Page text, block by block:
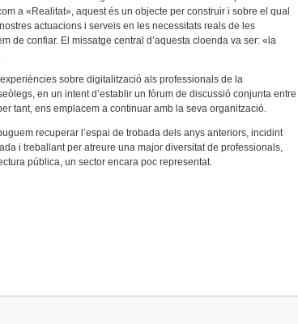
a «Realitat», aquest és un objecte per construir i sobre el qual
actuacions i serveis en les necessitats reals de les
de confiar. El missatge central d’aquesta cloenda va ser: «la
sobre digitalització als professionals de la
en un intent d’establir un fòrum de discussió conjunta entre
tant, ens emplacem a continuar amb la seva organització.
recuperar l’espai de trobada dels anys anteriors, incidint
i treballant per atreure una major diversitat de professionals,
pública, un sector encara poc representat.